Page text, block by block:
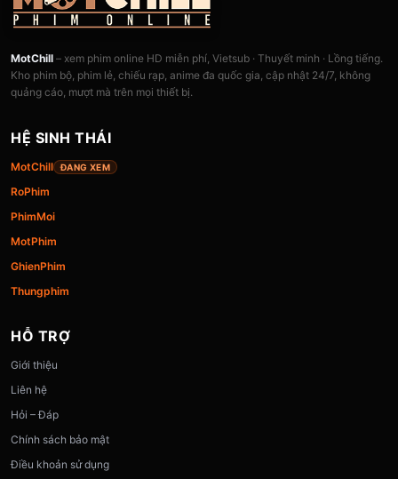
MotChill – xem phim online HD miễn phí, Vietsub · Thuyết minh · Lồng tiếng.
Kho phim bộ, phim lẻ, chiếu rạp, anime đa quốc gia, cập nhật 24/7, không
quảng cáo, mượt mà trên mọi thiết bị.
HỆ SINH THÁI
MotChill ĐANG XEM
RoPhim
PhimMoi
MotPhim
GhienPhim
Thungphim
HỖ TRỢ
Giới thiệu
Liên hệ
Hỏi – Đáp
Chính sách bảo mật
Điều khoản sử dụng